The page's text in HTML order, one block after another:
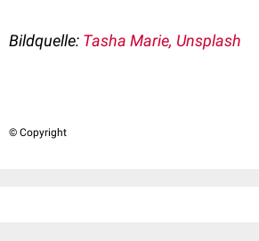
Bildquelle: Tasha Marie, Unsplash
© Copyright